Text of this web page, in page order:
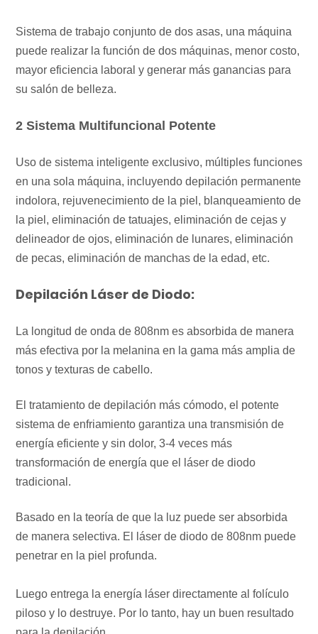
Sistema de trabajo conjunto de dos asas, una máquina
puede realizar la función de dos máquinas, menor costo,
mayor eficiencia laboral y generar más ganancias para
su salón de belleza.
2 Sistema Multifuncional Potente
Uso de sistema inteligente exclusivo, múltiples funciones
en una sola máquina, incluyendo depilación permanente
indolora, rejuvenecimiento de la piel, blanqueamiento de
la piel, eliminación de tatuajes, eliminación de cejas y
delineador de ojos, eliminación de lunares, eliminación
de pecas, eliminación de manchas de la edad, etc.
Depilación Láser de Diodo:
La longitud de onda de 808nm es absorbida de manera
más efectiva por la melanina en la gama más amplia de
tonos y texturas de cabello.
El tratamiento de depilación más cómodo, el potente
sistema de enfriamiento garantiza una transmisión de
energía eficiente y sin dolor, 3-4 veces más
transformación de energía que el láser de diodo
tradicional.
Basado en la teoría de que la luz puede ser absorbida
de manera selectiva. El láser de diodo de 808nm puede
penetrar en la piel profunda.
Luego entrega la energía láser directamente al folículo
piloso y lo destruye. Por lo tanto, hay un buen resultado